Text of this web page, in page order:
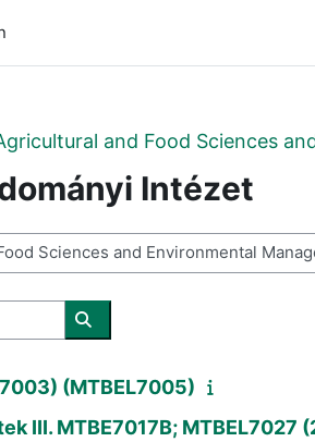
and Food Sciences
Intézet
Zoek cursussen
(MTBEL7005)
III. MTBE7017B; MTBEL7027